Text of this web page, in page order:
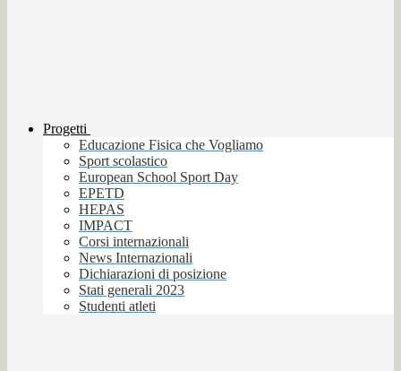
Progetti
Educazione Fisica che Vogliamo
Sport scolastico
European School Sport Day
EPETD
HEPAS
IMPACT
Corsi internazionali
News Internazionali
Dichiarazioni di posizione
Stati generali 2023
Studenti atleti